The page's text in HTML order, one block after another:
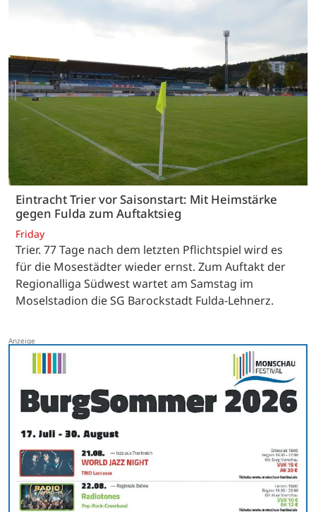
Eintracht Trier vor Saisonstart: Mit Heimstärke
gegen Fulda zum Auftaktsieg
Friday
Trier. 77 Tage nach dem letzten Pflichtspiel wird es
für die Mosestädter wieder ernst. Zum Auftakt der
Regionalliga Südwest wartet am Samstag im
Moselstadion die SG Barockstadt Fulda-Lehnerz.